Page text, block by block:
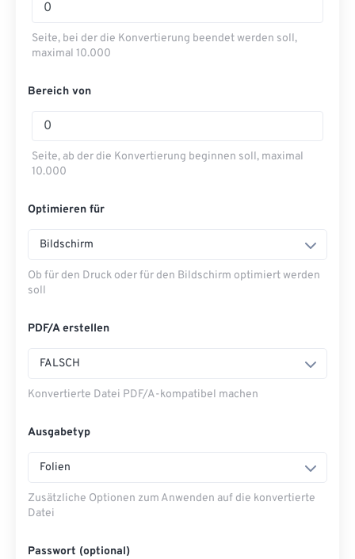
Seite, bei der die Konvertierung beendet werden soll,
maximal 10.000
Bereich von
Seite, ab der die Konvertierung beginnen soll, maximal
10.000
Optimieren für
Bildschirm
Ob für den Druck oder für den Bildschirm optimiert werden
soll
PDF/A erstellen
FALSCH
Konvertierte Datei PDF/A-kompatibel machen
Ausgabetyp
Folien
Zusätzliche Optionen zum Anwenden auf die konvertierte
Datei
Passwort (optional)